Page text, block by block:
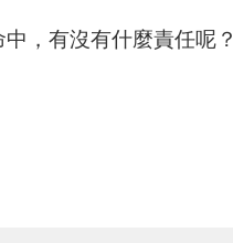
，有沒有什麼責任呢？